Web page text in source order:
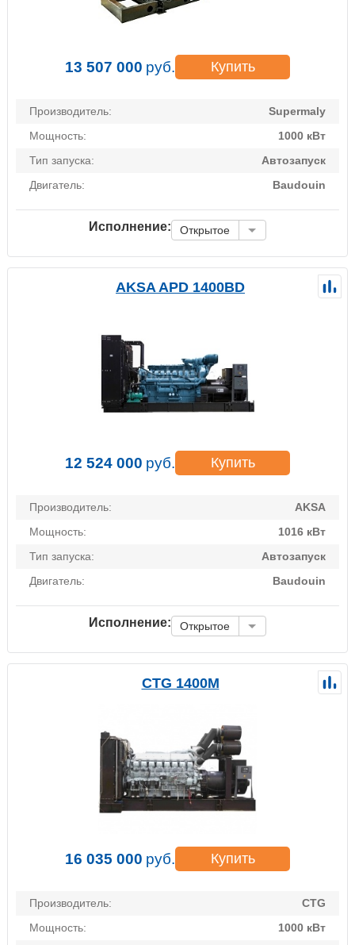
13 507 000 руб. Купить
Производитель:
Supermaly
Мощность:
1000 кВт
Тип запуска:
Автозапуск
Двигатель:
Baudouin
Исполнение: Открытое
AKSA APD 1400BD
12 524 000 руб. Купить
Производитель:
AKSA
Мощность:
1016 кВт
Тип запуска:
Автозапуск
Двигатель:
Baudouin
Исполнение: Открытое
CTG 1400M
16 035 000 руб. Купить
Производитель:
CTG
Мощность:
1000 кВт